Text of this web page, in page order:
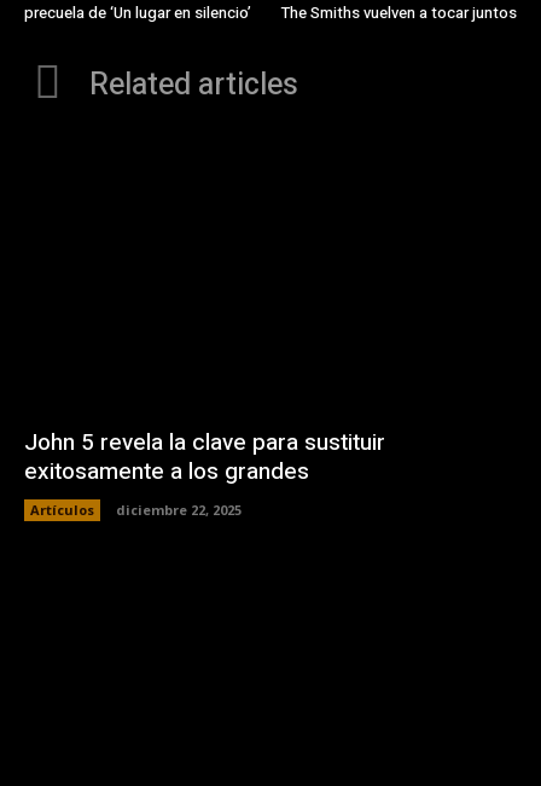
precuela de ‘Un lugar en silencio’
The Smiths vuelven a tocar juntos
Related articles
John 5 revela la clave para sustituir
exitosamente a los grandes
Artículos diciembre 22, 2025